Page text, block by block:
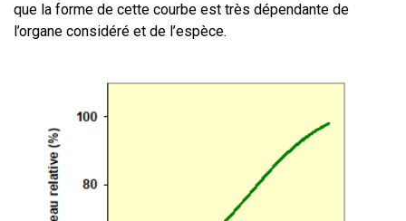
que la forme de cette courbe est très dépendante de
l’organe considéré et de l’espèce.